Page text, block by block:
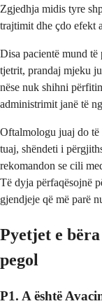
Zgjedhja midis tyre
trajtimit dhe çdo efekt
Disa pacientë mund të
tjetrit, prandaj mjeku
nëse nuk shihni
administrimit janë të
Oftalmologu juaj do të
tuaj, shëndeti i
rekomandon se cili
Të dyja përfaqësojnë
gjendjeje që më parë
Pyetjet e
pegol
P1. A është